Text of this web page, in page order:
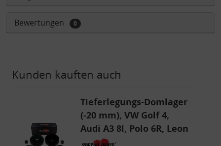
Bewertungen 0
Kunden kauften auch
Tieferlegungs-Domlager
(-20 mm), VW Golf 4,
Audi A3 8l, Polo 6R, Leon